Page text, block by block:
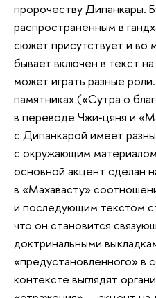
пророчеству Дипанкары.
распространенным в
сюжет присутствует и во
бывает включен в текст
может играть разные
памятниках («Сутра о
в переводе Чжи‑цяня и
с Дипанкарой имеет
с окружающим
основной акцент сделан
в «Махавасту»
и последующим текстом
что он становится
доктринальными
«предустановленного» в
контексте выглядят